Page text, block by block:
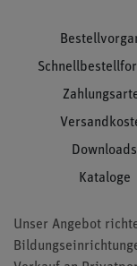
Downloads
Kataloge
Unser Angebot